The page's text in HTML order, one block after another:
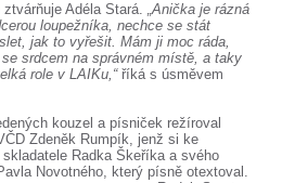
ztvárňuje Adéla Stará.„Anička je rázná
loupežníka, nechce se stát
jak to vyřešit. Mám ji moc ráda,
srdcem na správném místě, a taky
role v LAIKu,“říká s úsměvem
kouzel a písniček režíroval
Zdeněk Rumpík, jenž si ke
Radka Škeříka a svého
Novotného, který písně otextoval.